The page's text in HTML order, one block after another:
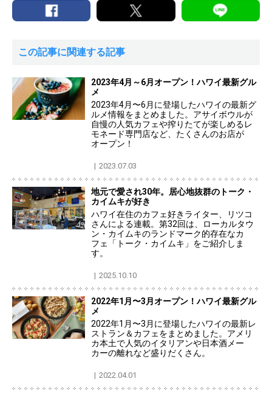
この記事に関連する記事
2023年4月～6月オープン！ハワイ最新グル
メ
2023年4月〜6月に登場したハワイの最新グ
ルメ情報をまとめました。アサイボウルが
自慢の人気カフェや搾りたてが楽しめるレ
モネード専門店など、たくさんのお店が
オープン！
2023.07.03
地元で愛され30年。居心地抜群のトーク・
カイムキが好き
ハワイ在住のカフェ好きライター、リツコ
さんによる連載。第32回は、ローカルタウ
ン・カイムキのランドマーク的存在なカ
フェ「トーク・カイムキ」をご紹介しま
す。
2025.10.10
2022年1月〜3月オープン！ハワイ最新グル
メ
2022年1月〜3月に登場したハワイの最新レ
ストラン＆カフェをまとめました。アメリ
カ本土で人気のイタリアンや日本酒メー
カーの離れなど盛りだくさん。
2022.04.01